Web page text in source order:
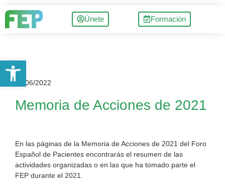
Únete Formación
22/06/2022
Memoria de Acciones de 2021
En las páginas de la Memoria de Acciones de 2021 del Foro
Español de Pacientes encontrarás el resumen de las
actividades organizadas o en las que ha tomado parte el
FEP durante el 2021.
Abrir barra de herramientas